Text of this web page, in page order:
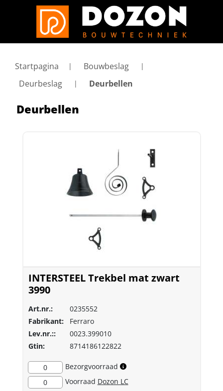
Startpagina
Bouwbeslag
Deurbeslag
Deurbellen
Deurbellen
INTERSTEEL Trekbel mat zwart
3990
Art.nr.:
0235552
Fabrikant:
Ferraro
Lev.nr.::
0023.399010
Gtin:
8714186122822
0
Bezorgvoorraad
0
Voorraad Dozon LC